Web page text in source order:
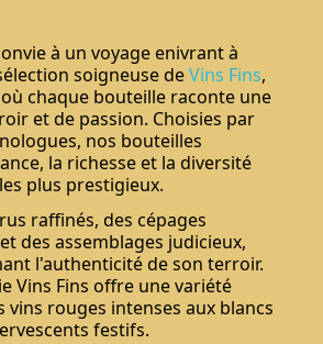
à un voyage enivrant à
soigneuse deVins Fins,
chaque bouteille raconte une
et de passion. Choisies par
nos bouteilles
la richesse et la diversité
plus prestigieux.
raffinés, des cépages
des assemblages judicieux,
l'authenticité de son terroir.
Vins Fins offre une variété
vins rouges intenses aux blancs
festifs.